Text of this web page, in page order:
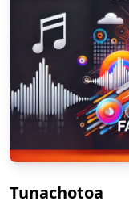
Tunachotoa